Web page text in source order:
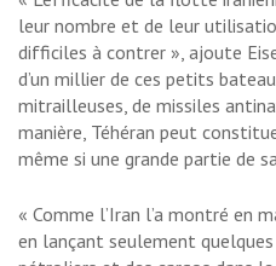
leur nombre et de leur
difficiles à contrer », ajoute
d’un millier de ces petits
mitrailleuses, de missiles
manière, Téhéran peut
même si une grande partie de
« Comme l’Iran l’a montré en
en lançant seulement